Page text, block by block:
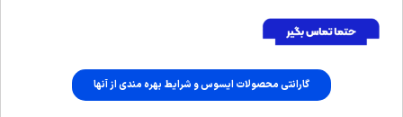
گارانتی محصولات ایسوس و شرایط بهره مندی از آنها